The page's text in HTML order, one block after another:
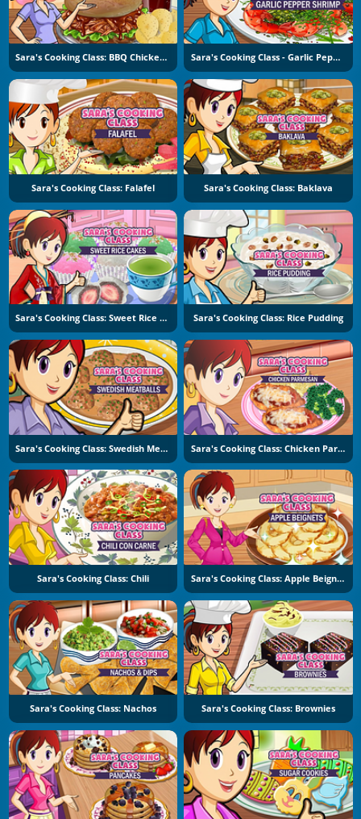
Sara's Cooking Class: BBQ Chicken Sandwich Sara's Cooking Class - Garlic Pepper Shrimp
Sara's Cooking Class: Falafel Sara's Cooking Class: Baklava
Sara's Cooking Class: Sweet Rice Cakes Sara's Cooking Class: Rice Pudding
Sara's Cooking Class: Swedish Meatballs Sara's Cooking Class: Chicken Parmesan
Sara's Cooking Class: Chili Sara's Cooking Class: Apple Beignets
Sara's Cooking Class: Nachos Sara's Cooking Class: Brownies